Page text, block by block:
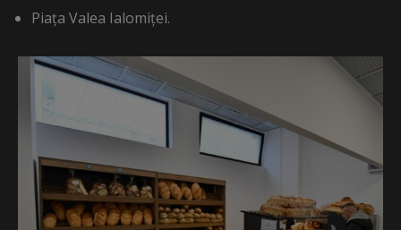
Piața Valea Ialomiței.